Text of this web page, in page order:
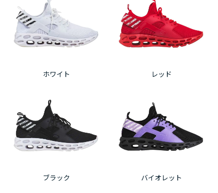
ホワイト レッド
ブラック バイオレット